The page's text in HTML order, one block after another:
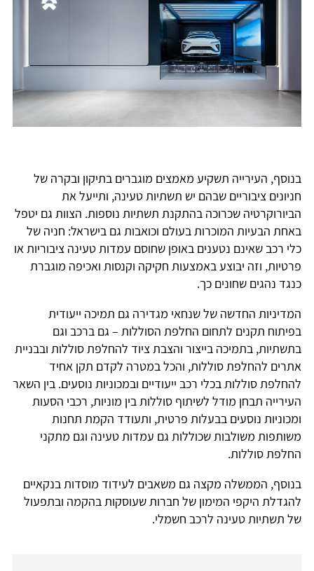
בנוסף, העירייה תשקיע מאמצים מוגברים בתיקון ובקרה של
חניונים ציבוריים שבהם יש תשתיות טעינה, ותייעל את
הביורוקרטיה שכרוכה בהתקנת תשתיות נוספות. הצוות גם יטפל
באחת הבעיות המוכרות בעולם וכואבות גם בישראל: חניה של
כלי רכב שאינם נטענים באופן שחוסם עמדות טעינה ציבוריות או
פרטיות, וזה יבוצע באמצעות חקיקה וקנסות ואכיפה מוגברת
כנגד נהגים שחונים כך.
המדיניות החדשה של שנחאי מגדירה גם תמיכה ייעודית
בפיתוח תקנים לתחום החלפת הסוללות – גם ברכב וגם
בתשתיות, בתמיכה בייצור והצבת ציוד להחלפת סוללות ובבניית
אתרים להחלפת סוללות, והכל במטרה לקדם תקן אחיד
להחלפת סוללות בכלי רכב ייעודיים ובמכוניות נוסעים. בין השאר
העירייה תבחן מודל לשיתוף סוללות בין מוניות, רכבי הסעות
ומכוניות נוסעים בבעלות פרטית, ותעודד הקמת תחנות
משותפות משולבות שכוללות גם עמדות טעינה וגם מתקני
החלפת סוללות.
בנוסף, הממשלה מקצה גם משאבים לעידוד מוסדות בנקאיים
להגדלת היקפי המימון של חברות שעוסקות בהקמה ובתפעול
של תשתיות טעינה לרכב חשמלי.